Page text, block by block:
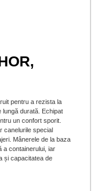
pentru a rezista la
lungă durată. Echipat
un confort sporit.
canelurile special
Mânerele de la baza
a containerului, iar
și capacitatea de